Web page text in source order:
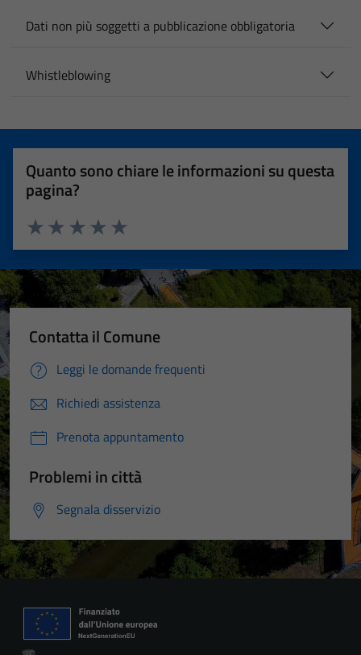
Dati non più soggetti a pubblicazione obbligatoria
Whistleblowing
Quanto sono chiare le informazioni su questa
pagina?
Valuta 5 stelle su 5
Valuta 4 stelle su 5
Valuta 3 stelle su 5
Valuta 2 stelle su 5
Valuta 1 stelle su 5
Contatta il Comune
Leggi le domande frequenti
Richiedi assistenza
Prenota appuntamento
Problemi in città
Segnala disservizio